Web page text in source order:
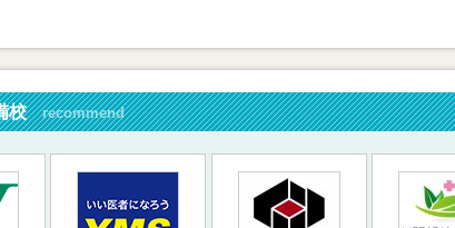
校 recommend